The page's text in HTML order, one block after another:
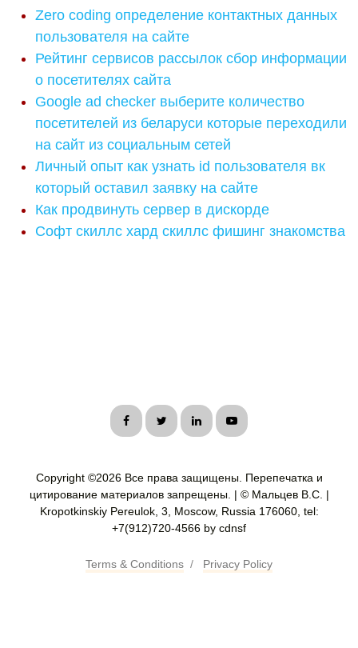
Zero coding определение контактных данных
пользователя на сайте
Рейтинг сервисов рассылок сбор информации
о посетителях сайта
Google ad checker выберите количество
посетителей из беларуси которые переходили
на сайт из социальным сетей
Личный опыт как узнать id пользователя вк
который оставил заявку на сайте
Как продвинуть сервер в дискорде
Софт скиллс хард скиллс фишинг знакомства
Copyright ©2026 Все права защищены. Перепечатка и
цитирование материалов запрещены. | © Мальцев В.С. |
Kropotkinskiy Pereulok, 3, Moscow, Russia 176060, tel:
+7(912)720-4566 by cdnsf
Terms & Conditions / Privacy Policy